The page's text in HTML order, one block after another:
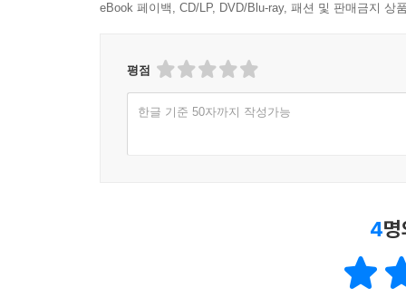
eBook 페이백, CD/LP, DVD/Blu-ray, 패션 및 판매금지 상
평점
한글 기준 50자까지 작성가능
4